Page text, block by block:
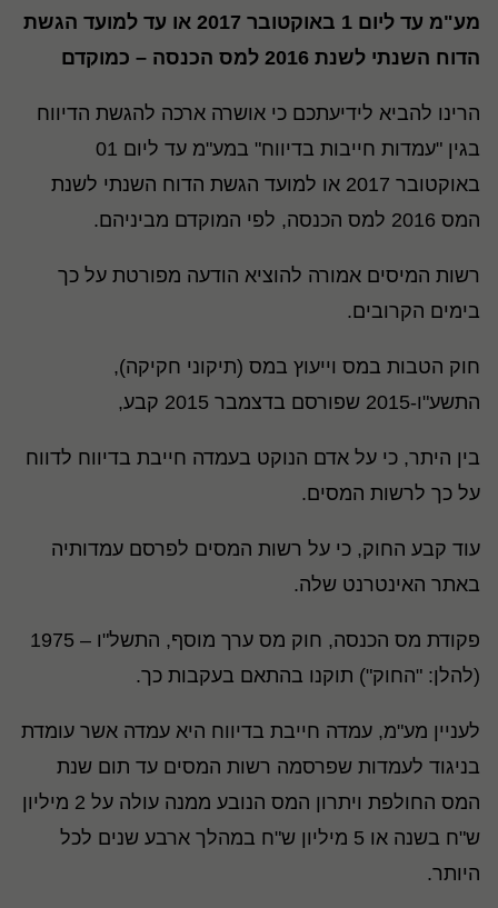
מע"מ עד ליום 1 באוקטובר 2017 או עד למועד הגשת
הדוח השנתי לשנת 2016 למס הכנסה – כמוקדם
הרינו להביא לידיעתכם כי אושרה ארכה להגשת הדיווח
בגין "עמדות חייבות בדיווח" במע"מ עד ליום 01
באוקטובר 2017 או למועד הגשת הדוח השנתי לשנת
המס 2016 למס הכנסה, לפי המוקדם מביניהם.
רשות המיסים אמורה להוציא הודעה מפורטת על כך
בימים הקרובים.
חוק הטבות במס וייעוץ במס (תיקוני חקיקה),
התשע"ו-2015 שפורסם בדצמבר 2015 קבע,
בין היתר, כי על אדם הנוקט בעמדה חייבת בדיווח לדווח
על כך לרשות המסים.
עוד קבע החוק, כי על רשות המסים לפרסם עמדותיה
באתר האינטרנט שלה.
פקודת מס הכנסה, חוק מס ערך מוסף, התשל"ו – 1975
(להלן: "החוק") תוקנו בהתאם בעקבות כך.
לעניין מע"מ, עמדה חייבת בדיווח היא עמדה אשר עומדת
בניגוד לעמדות שפרסמה רשות המסים עד תום שנת
המס החולפת ויתרון המס הנובע ממנה עולה על 2 מיליון
ש"ח בשנה או 5 מיליון ש"ח במהלך ארבע שנים לכל
היותר.